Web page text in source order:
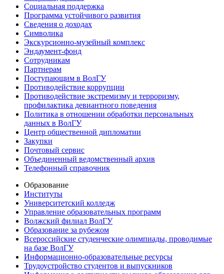
Социальная поддержка
Программа устойчивого развития
Сведения о доходах
Символика
Экскурсионно-музейный комплекс
Эндаумент-фонд
Сотрудникам
Партнерам
Поступающим в ВолГУ
Противодействие коррупции
Противодействие экстремизму и терроризму,
профилактика девиантного поведения
Политика в отношении обработки персональных
данных в ВолГУ
Центр общественной дипломатии
Закупки
Почтовый сервис
Объединенный ведомственный архив
Телефонный справочник
Образование
Институты
Университетский колледж
Управление образовательных программ
Волжский филиал ВолГУ
Образование за рубежом
Всероссийские студенческие олимпиады, проводимые
на базе ВолГУ
Информационно-образовательные ресурсы
Трудоустройство студентов и выпускников